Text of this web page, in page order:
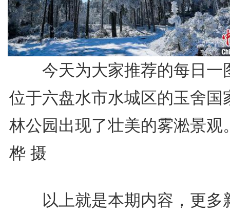
今天为大家推荐的每日一
位于六盘水市水城区的玉舍国
林公园出现了壮美的雾淞景观
桦 摄
以上就是本期内容，更多